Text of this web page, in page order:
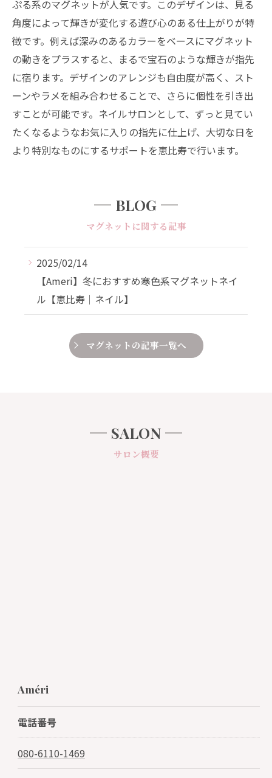
ぷる系のマグネットが人気です。このデザインは、見る
角度によって輝きが変化する遊び心のある仕上がりが特
徴です。例えば深みのあるカラーをベースにマグネット
の動きをプラスすると、まるで宝石のような輝きが指先
に宿ります。デザインのアレンジも自由度が高く、スト
ーンやラメを組み合わせることで、さらに個性を引き出
すことが可能です。ネイルサロンとして、ずっと見てい
たくなるようなお気に入りの指先に仕上げ、大切な日を
より特別なものにするサポートを恵比寿で行います。
BLOG
マグネットに関する記事
2025/02/14
【Ameri】冬におすすめ寒色系マグネットネイ
ル【恵比寿｜ネイル】
マグネットの記事一覧へ
サロン概要
SALON
Améri
電話番号
080-6110-1469